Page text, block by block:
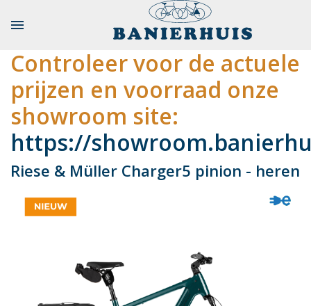

Controleer voor de actuele
prijzen en voorraad onze
showroom site:
https://
Riese & Müller Charger5 pinion - heren